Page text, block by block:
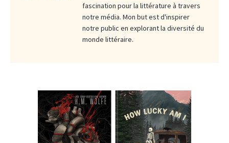
fascination pour la littérature à travers
notre média. Mon but est d'inspirer
notre public en explorant la diversité du
monde littéraire.